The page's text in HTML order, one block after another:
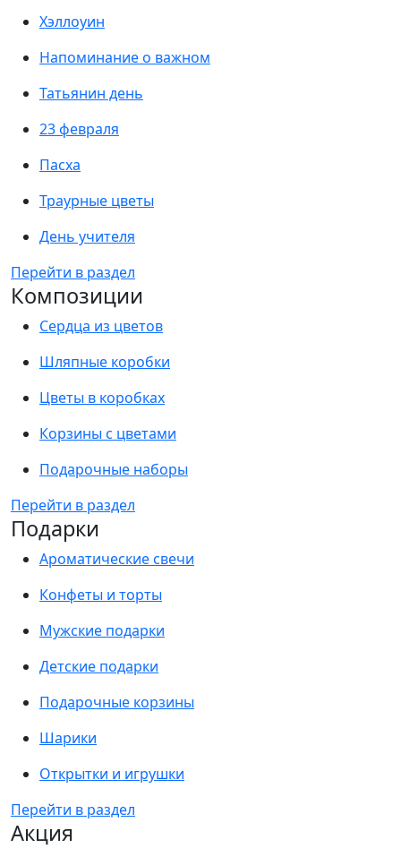
Хэллоуин
Напоминание о важном
Татьянин день
23 февраля
Пасха
Траурные цветы
День учителя
Перейти в раздел
Композиции
Сердца из цветов
Шляпные коробки
Цветы в коробках
Корзины с цветами
Подарочные наборы
Перейти в раздел
Подарки
Ароматические свечи
Конфеты и торты
Мужские подарки
Детские подарки
Подарочные корзины
Шарики
Открытки и игрушки
Перейти в раздел
Акция